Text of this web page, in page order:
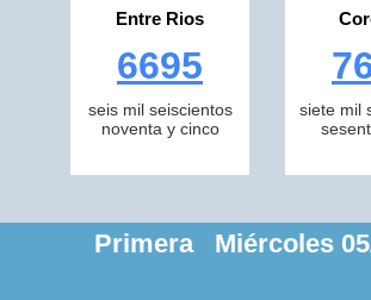
Entre Rios
6695
seis mil seiscientos
noventa y cinco
siete mil
Primera Miércoles